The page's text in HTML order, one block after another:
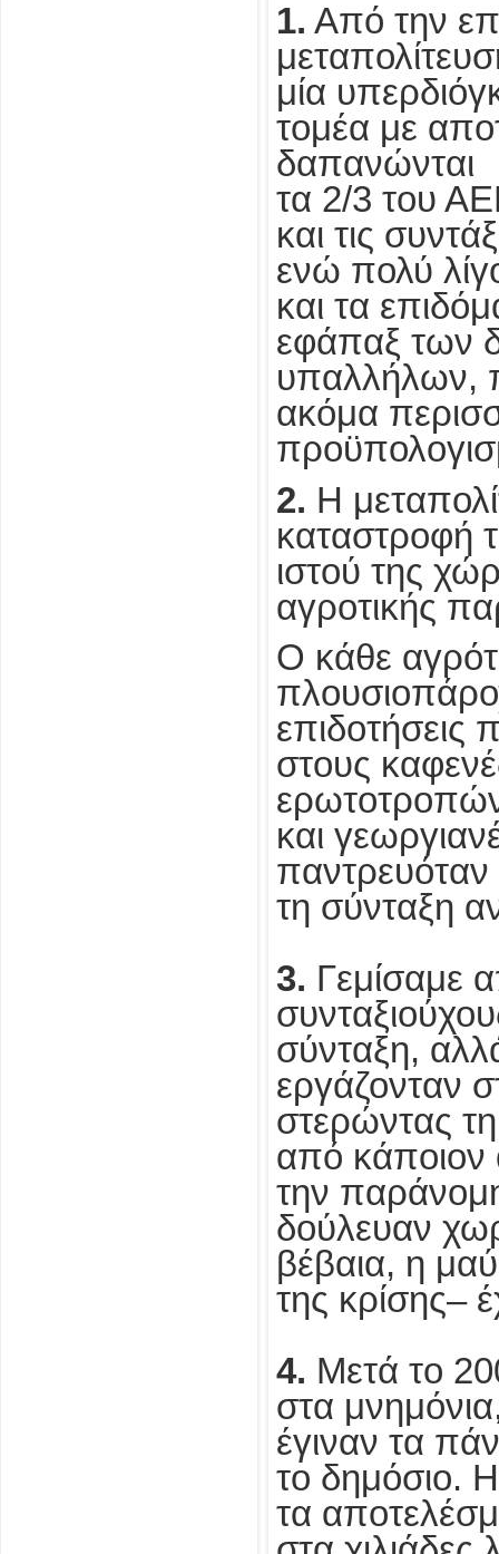
1. Από την
μία
τομέα με
δαπανώνται
τα 2/3 του
και τις
ενώ πολύ
και τα
εφάπαξ των
υπαλλήλων,
ακόμα
2. Η
καταστροφή
ιστού της
αγροτικής
Ο κάθε
επιδοτήσεις
στους
και
παντρευόταν
τη σύνταξη
3. Γεμίσαμε
σύνταξη,
εργάζονταν
στερώντας
από κάποιον
την
δούλευαν
βέβαια, η
της κρίσης–
4. Μετά το
στα
έγιναν τα
το δημόσιο.
τα